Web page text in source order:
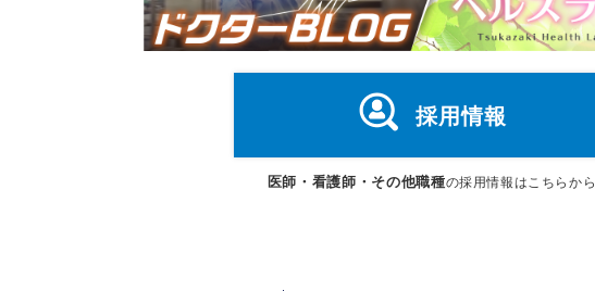
採用情報
医師・看護師・その他職種の採用情報はこちらから